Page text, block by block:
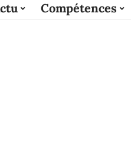
Compétences